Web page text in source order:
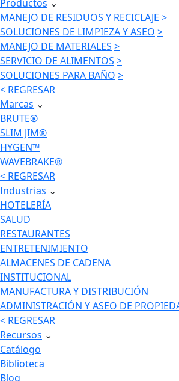
Productos ⌄
MANEJO DE RESIDUOS Y RECICLAJE >
SOLUCIONES DE LIMPIEZA Y ASEO >
MANEJO DE MATERIALES >
SERVICIO DE ALIMENTOS >
SOLUCIONES PARA BAÑO >
< REGRESAR
Marcas ⌄
BRUTE®
SLIM JIM®
HYGEN™
WAVEBRAKE®
< REGRESAR
Industrias ⌄
HOTELERÍA
SALUD
RESTAURANTES
ENTRETENIMIENTO
ALMACENES DE CADENA
INSTITUCIONAL
MANUFACTURA Y DISTRIBUCIÓN
ADMINISTRACIÓN Y ASEO DE
< REGRESAR
Recursos ⌄
Catálogo
Biblioteca
Blog